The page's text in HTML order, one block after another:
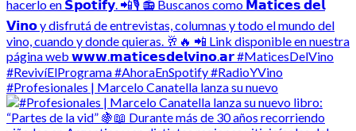
#Profesionales | Marcelo Canatella lanza su nuevo